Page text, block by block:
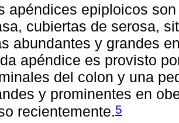
apéndices epiploicos
cubiertas de serosa,
abundantes y grandes
apéndice es provisto
del colon y una
y prominentes en
recientemente.5